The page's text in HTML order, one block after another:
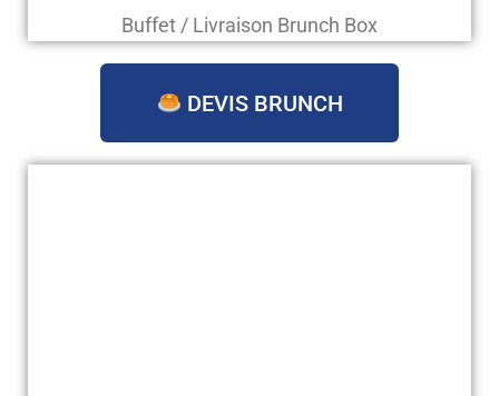
Buffet / Livraison Brunch Box
DEVIS BRUNCH